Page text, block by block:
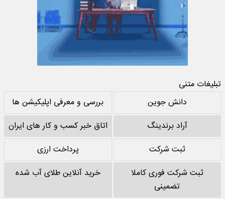
تبلیغات متنی
دانش جوین
بررسی و معرفی اپلیکیشن ها
آراد برندینگ
اتاق خبر کسب و کار های ایران
ثبت شرکت
پرداخت ارزی
ثبت شرکت فوری کاملا
تضمینی
خرید آنلاین طلای آب شده